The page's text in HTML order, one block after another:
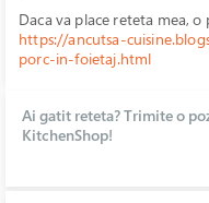
Daca va place reteta mea,
https://ancutsa-
porc-in-foietaj.html
Ai gatit reteta? Trimite o
KitchenShop!